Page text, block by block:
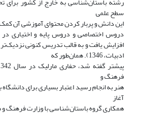
سطح علمی
این دانش و پربار کردن محتوای آموزشی آن
افزایش یافت و به قالب تدریس کنونی
ادبیات، 1346). همان‌طور که
فرهنگ و
هنر به انجام رسید اعتبار بسیاری برای
آغاز
همکاری گروه باستان‌شناسی با وزارت فرهنگ